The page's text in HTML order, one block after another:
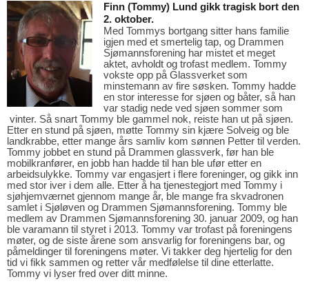
Finn (Tommy) Lund gikk tragisk bort den
2. oktober.
Med Tommys bortgang sitter hans familie
igjen med et smertelig tap, og Drammen
Sjømannsforening har mistet et meget
aktet, avholdt og trofast medlem. Tommy
vokste opp på Glassverket som
minstemann av fire søsken. Tommy hadde
en stor interesse for sjøen og båter, så han
var stadig nede ved sjøen sommer som
vinter. Så snart Tommy ble gammel nok, reiste han ut på sjøen.
Etter en stund på sjøen, møtte Tommy sin kjære Solveig og ble
landkrabbe, etter mange års samliv kom sønnen Petter til verden.
Tommy jobbet en stund på Drammen glassverk, før han ble
mobilkranfører, en jobb han hadde til han ble ufør etter en
arbeidsulykke. Tommy var engasjert i flere foreninger, og gikk inn
med stor iver i dem alle. Etter å ha tjenestegjort med Tommy i
sjøhjemværnet gjennom mange år, ble mange fra skvadronen
samlet i Sjøløven og Drammen Sjømannsforening. Tommy ble
medlem av Drammen Sjømannsforening 30. januar 2009, og han
ble varamann til styret i 2013. Tommy var trofast på foreningens
møter, og de siste årene som ansvarlig for foreningens bar, og
påmeldinger til foreningens møter. Vi takker deg hjertelig for den
tid vi fikk sammen og retter vår medfølelse til dine etterlatte.
Tommy vi lyser fred over ditt minne.